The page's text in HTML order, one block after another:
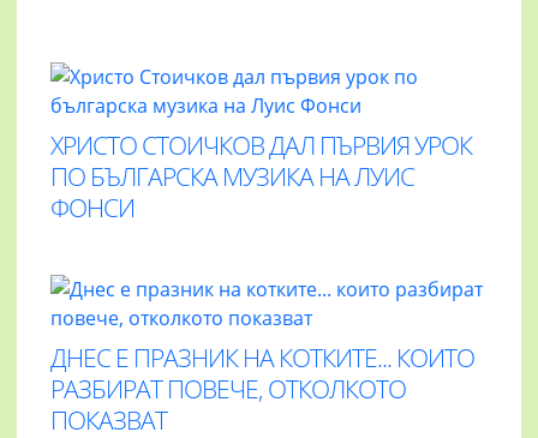
ХРИСТО СТОИЧКОВ ДАЛ ПЪРВИЯ УРОК
ПО БЪЛГАРСКА МУЗИКА НА ЛУИС
ФОНСИ
ДНЕС Е ПРАЗНИК НА КОТКИТЕ... КОИТО
РАЗБИРАТ ПОВЕЧЕ, ОТКОЛКОТО
ПОКАЗВАТ